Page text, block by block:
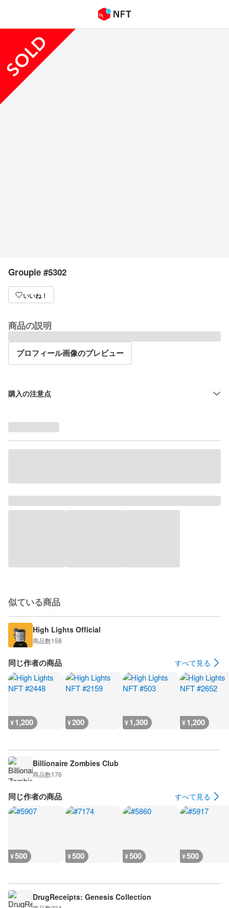
Groupie #5302
いいね！
商品の説明
プロフィール画像のプレビュー
購入の注意点
似ている商品
High Lights Official
商品数158
同じ作者の商品 すべて見る
¥1,200 ¥200 ¥1,300 ¥1,200
Billionaire Zombies Club
商品数176
同じ作者の商品 すべて見る
¥500 ¥500 ¥500 ¥500
DrugReceipts: Genesis Collection